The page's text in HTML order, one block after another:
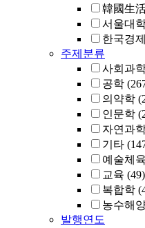
韓國生
서울대
한국경
주제분류
사회과
공학
의약학
인문학
자연과
기타
예술체육
교육 (49)
복합학
농수해
발행연도